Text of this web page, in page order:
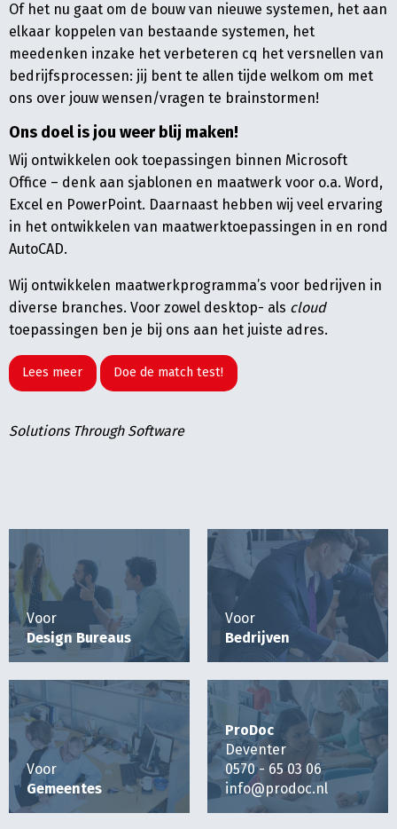
Of het nu gaat om de bouw van nieuwe systemen, het aan
elkaar koppelen van bestaande systemen, het
meedenken inzake het verbeteren cq het versnellen van
bedrijfsprocessen: jij bent te allen tijde welkom om met
ons over jouw wensen/vragen te brainstormen!
Ons doel is jou weer blij maken!
Wij ontwikkelen ook toepassingen binnen Microsoft
Office – denk aan sjablonen en maatwerk voor o.a. Word,
Excel en PowerPoint. Daarnaast hebben wij veel ervaring
in het ontwikkelen van maatwerktoepassingen in en rond
AutoCAD.
Wij ontwikkelen maatwerkprogramma’s voor bedrijven in
diverse branches. Voor zowel desktop- als cloud
toepassingen ben je bij ons aan het juiste adres.
Lees meer Doe de match test!
Solutions Through Software
Voor
Design Bureaus
Voor
Bedrijven
Voor
Gemeentes
ProDoc
Deventer
0570 - 65 03 06
info@prodoc.nl